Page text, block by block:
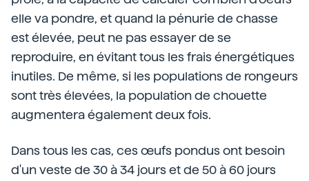
elle va pondre, et quand la pénurie de chasse
est élevée, peut ne pas essayer de se
reproduire, en évitant tous les frais énergétiques
inutiles. De même, si les populations de rongeurs
sont très élevées, la population de chouette
augmentera également deux fois.
Dans tous les cas, ces œufs pondus ont besoin
d'un veste de 30 à 34 jours et de 50 à 60 jours